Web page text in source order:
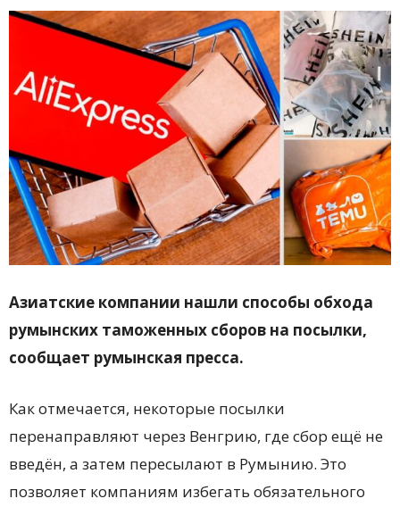
Азиатские компании нашли способы обхода
румынских таможенных сборов на посылки,
сообщает румынская пресса.
Как отмечается, некоторые посылки
перенаправляют через Венгрию, где сбор ещё не
введён, а затем пересылают в Румынию. Это
позволяет компаниям избегать обязательного